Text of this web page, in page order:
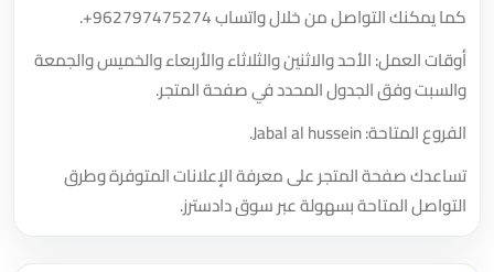
كما يمكنك التواصل من خلال واتساب+962797475274
.
أوقات العمل: الأحد والاثنين والثلاثاء والأربعاء والخميس والجمعة
والسبت وفق الجدول المحدد في صفحة المتجر.
الفروع المتاحة: Jabal al hussein.
تساعدك صفحة المتجر على معرفة الإعلانات المتوفرة وطرق
التواصل المتاحة بسهولة عبر سوق دادسترز.